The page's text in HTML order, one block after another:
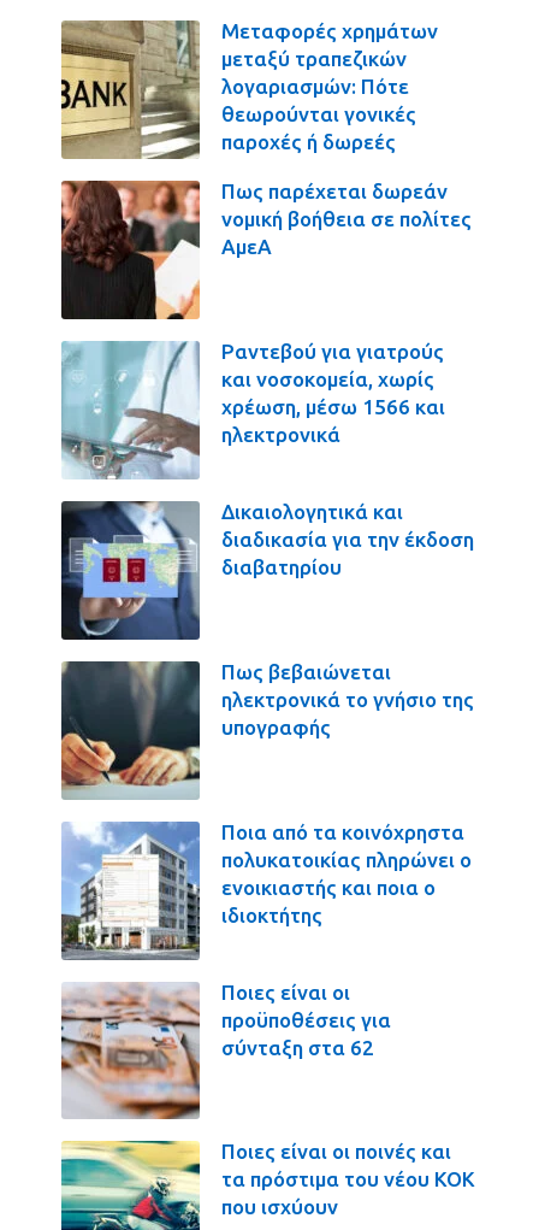
Μεταφορές χρημάτων
μεταξύ τραπεζικών
λογαριασμών: Πότε
θεωρούνται γονικές
παροχές ή δωρεές
Πως παρέχεται δωρεάν
νομική βοήθεια σε πολίτες
ΑμεΑ
Ραντεβού για γιατρούς
και νοσοκομεία, χωρίς
χρέωση, μέσω 1566 και
ηλεκτρονικά
Δικαιολογητικά και
διαδικασία για την έκδοση
διαβατηρίου
Πως βεβαιώνεται
ηλεκτρονικά το γνήσιο της
υπογραφής
Ποια από τα κοινόχρηστα
πολυκατοικίας πληρώνει ο
ενοικιαστής και ποια ο
ιδιοκτήτης
Ποιες είναι οι
προϋποθέσεις για
σύνταξη στα 62
Ποιες είναι οι ποινές και
τα πρόστιμα του νέου ΚΟΚ
που ισχύουν